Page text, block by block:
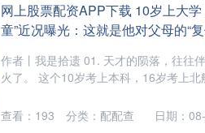
网上股票配资APP下载 10岁上大
童”近况曝光：这就是他对父母的“
作者丨我是拾遗 01. 天才的陨落，往往
火了。 这个10岁考上本科，16岁考上
日期：
查看： 193 分类： 配配查